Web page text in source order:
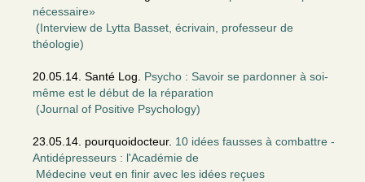
nécessaire»
(Interview de Lytta Basset, écrivain, professeur de
théologie)
20.05.14. Santé Log. Psycho : Savoir se pardonner à soi-
même est le début de la réparation
(Journal of Positive Psychology)
23.05.14. pourquoidocteur. 10 idées fausses à combattre -
Antidépresseurs : l'Académie de
Médecine veut en finir avec les idées reçues